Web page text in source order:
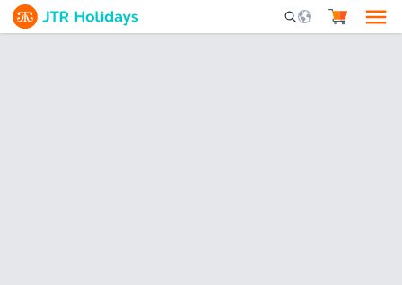
Mobile Search